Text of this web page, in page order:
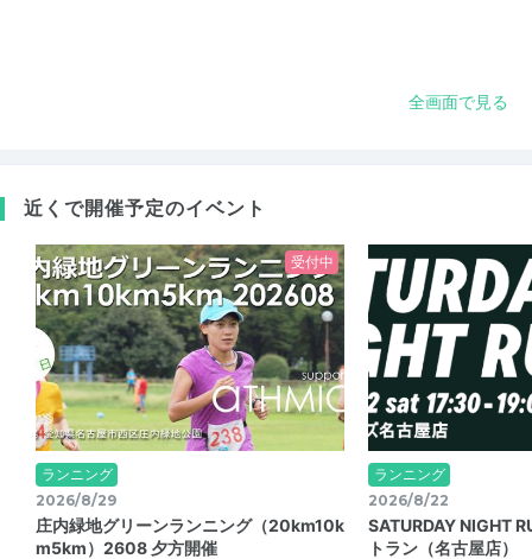
全画面で見る
近くで開催予定のイベント
受付中
ランニング
2026/8/29
庄内緑地グリーンランニング（20km10k
m5km）2608 夕方開催
ランニング
2026/8/22
SATURDAY NIGHT
トラン（名古屋店）